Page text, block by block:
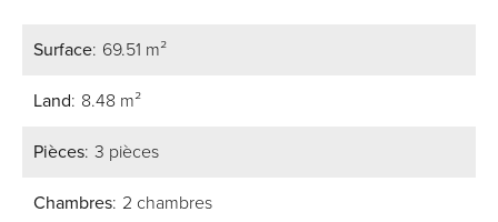
Surface 69.51 m²
Land 8.48 m²
Pièces 3 pièces
Chambres 2 chambres